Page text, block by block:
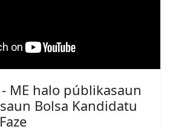
ME halo públikasaun
Bolsa Kandidatu